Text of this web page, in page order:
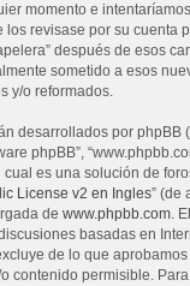
momento e
los revisase por su cuenta
después de esos
sometido a esos
y/o reformados.
desarrollados por phpBB
phpBB”,
cual es una solución de
License v2 en Ingles” (de
de www.phpbb.com.
basadas en
de lo que
contenido permisible.